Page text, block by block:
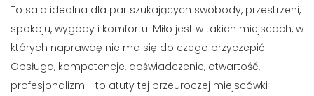
To sala idealna dla par szukających swobody, przestrzeni,
spokoju, wygody i komfortu. Miło jest w takich miejscach, w
których naprawdę nie ma się do czego przyczepić.
Obsługa, kompetencje, doświadczenie, otwartość,
profesjonalizm - to atuty tej przeuroczej miejscówki